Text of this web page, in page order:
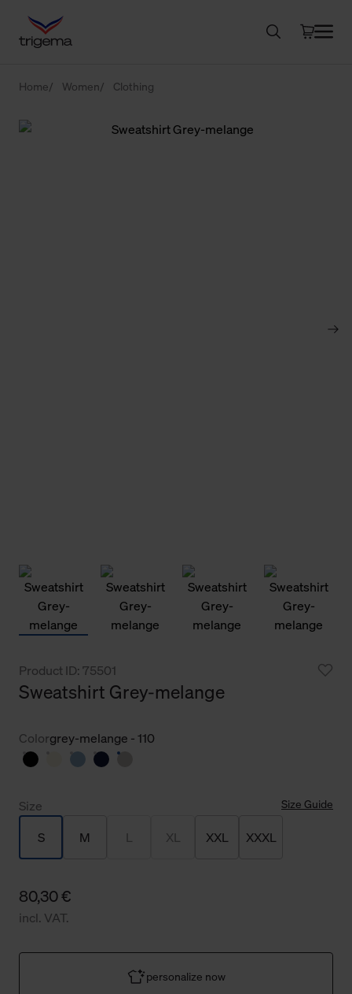
Home Women Clothing
Product ID: 75501
Sweatshirt Grey-melange
Colorgrey-melange - 110
Size Size Guide
S M L XL XXL XXXL
80,30 €
incl. VAT.
personalize now